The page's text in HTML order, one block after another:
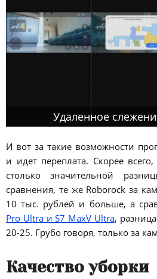
Удаленное
И вот за такие возможности
и идет переплата. Скорее
столько значительной
сравнения, те же Roborock за
10 тыс. рублей и больше, а
Pro Ultra и S7 MaxV Ultra,
20-25. Грубо говоря, только за
Качество уборки